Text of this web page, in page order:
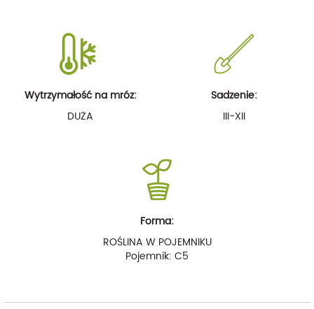
Wytrzymałość na mróz:
DUŻA
Sadzenie:
III-XII
Forma:
ROŚLINA W POJEMNIKU
Pojemnik: C5